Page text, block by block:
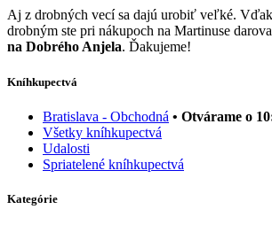
Aj z drobných vecí sa dajú urobiť veľké.
drobným ste pri nákupoch na Martinuse
na Dobrého Anjela. Ďakujeme!
Kníhkupectvá
Bratislava - Obchodná • Otvárame o
Všetky kníhkupectvá
Udalosti
Spriatelené kníhkupectvá
Kategórie